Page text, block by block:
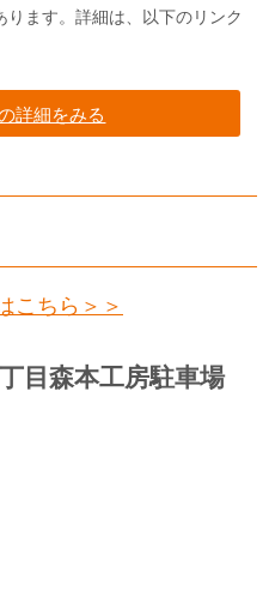
ます。詳細は、以下のリンク
詳細をみる
こちら＞＞
目森本工房駐車場